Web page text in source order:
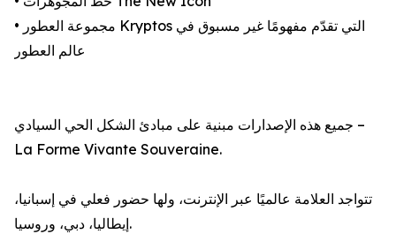
• مجموعة العطور Kryptos التي تقدّم مفهومًا غير مسبوق في
عالم العطور
جميع هذه الإصدارات مبنية على مبادئ الشكل الحي السيادي –
La Forme Vivante Souveraine.
تتواجد العلامة عالميًا عبر الإنترنت، ولها حضور فعلي في إسبانيا،
إيطاليا، دبي، وروسيا.